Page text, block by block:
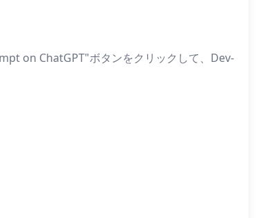
on ChatGPT"ボタンをクリックして、Dev-